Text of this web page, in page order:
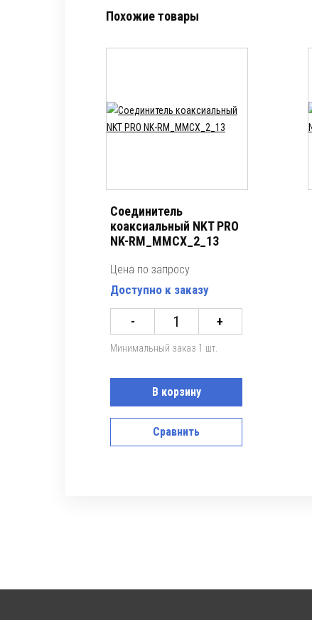
Похожие товары
Соединитель
коаксиальный NKT PRO
NK-RM_MMCX_2_13
Цена по запросу
Доступно к заказу
- 1 +
Минимальный заказ 1 шт.
В корзину
Сравнить